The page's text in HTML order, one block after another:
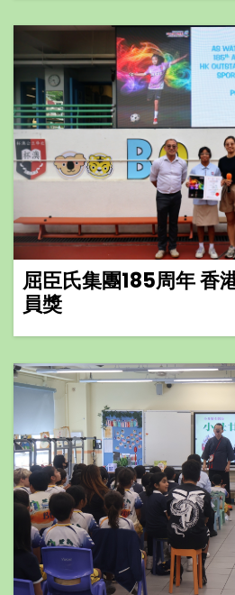
屈臣氏集團185周年 香
員獎